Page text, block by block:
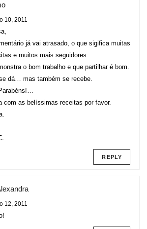
10, 2011
já vai atrasado, o que sigifica muitas
e muitos mais seguidores.
o bom trabalho e que partilhar é bom.
dá… mas também se recebe.
com as belíssimas receitas por favor.
REPLY
12, 2011